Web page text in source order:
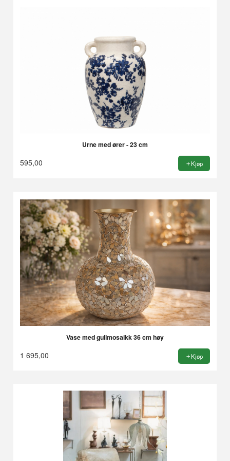
Urne med ører - 23 cm
595,00 Kjøp
Vase med gullmosaikk 36 cm høy
1 695,00 Kjøp